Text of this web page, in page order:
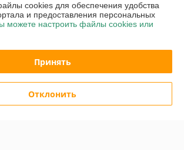
cookies для обеспечения удобства
и предоставления персональных
можете настроить файлы cookies или
Принять
Отклонить